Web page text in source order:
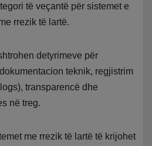
të veçantë për sistemet e
rrezik të lartë.
detyrimeve për
teknik, regjistrim
transparencë dhe
në treg.
me rrezik të lartë të krijohet